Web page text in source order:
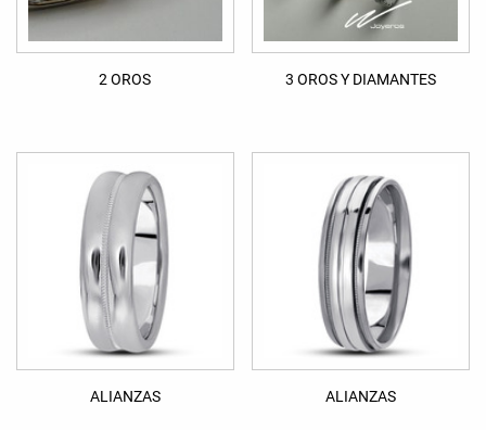
2 OROS 3 OROS Y DIAMANTES
ALIANZAS ALIANZAS